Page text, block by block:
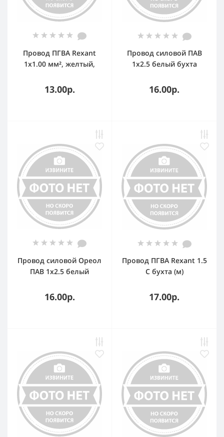
Провод ПГВА Rexant
1х1.00 мм², желтый,
13.00р.
Провод силовой ПАВ
1х2.5 белый бухта
16.00р.
Провод силовой Ореол
ПАВ 1х2.5 белый
16.00р.
Провод ПГВА Rexant 1.5
С бухта (м)
17.00р.